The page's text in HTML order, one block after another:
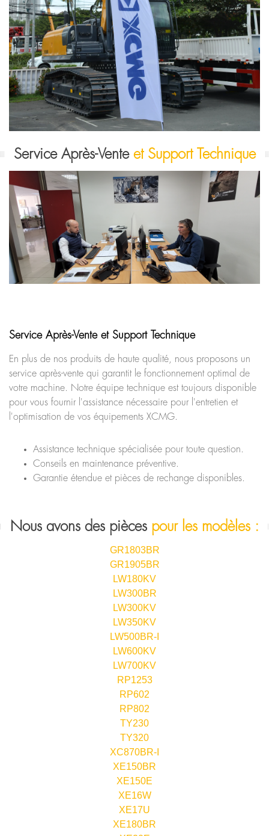
Service Après-Vente et Support Technique
Service Après-Vente et Support Technique
En plus de nos produits de haute qualité, nous proposons un
service après-vente qui garantit le fonctionnement optimal de
votre machine. Notre équipe technique est toujours disponible
pour vous fournir l'assistance nécessaire pour l'entretien et
l'optimisation de vos équipements XCMG.
Assistance technique spécialisée pour toute question.
Conseils en maintenance préventive.
Garantie étendue et pièces de rechange disponibles.
Nous avons des pièces pour les modèles :
GR1803BR
GR1905BR
LW180KV
LW300BR
LW300KV
LW350KV
LW500BR-I
LW600KV
LW700KV
RP1253
RP602
RP802
TY230
TY320
XC870BR-I
XE150BR
XE150E
XE16W
XE17U
XE180BR